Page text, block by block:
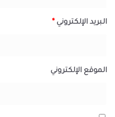
البريد الإلكتروني *
الموقع الإلكتروني